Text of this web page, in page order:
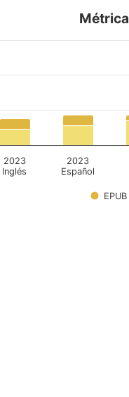
EPUB
2023
Inglés
2023
Español